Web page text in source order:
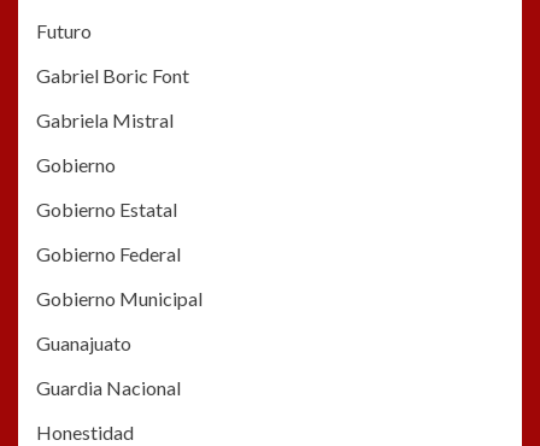
Futuro
Gabriel Boric Font
Gabriela Mistral
Gobierno
Gobierno Estatal
Gobierno Federal
Gobierno Municipal
Guanajuato
Guardia Nacional
Honestidad